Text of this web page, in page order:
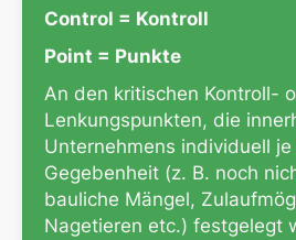
Control = Kontroll
Point = Punkte
An den kritischen Kontroll-
Lenkungspunkten, die
Unternehmens individuell je
Gegebenheit (z. B. noch
bauliche Mängel,
Nagetieren etc.) festgelegt